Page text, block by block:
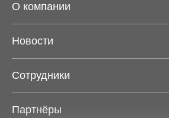
О компании
Новости
Сотрудники
Партнёры